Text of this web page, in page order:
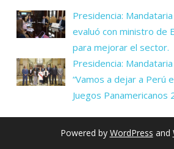
Presidencia:
evaluó con ministro de
para mejorar el sector.
Presidencia:
“Vamos a dejar a Perú
Juegos Panamericanos
Powered by WordPress and